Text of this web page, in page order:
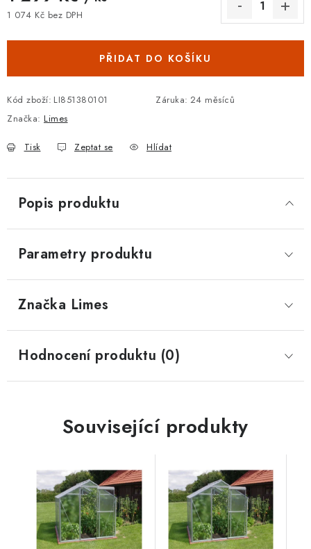
1 074 Kč bez DPH
PŘIDAT DO KOŠÍKU
Kód zboží: LI851380101 Záruka: 24 měsíců
Značka: Limes
Tisk Zeptat se Hlídat
Popis produktu
Parametry produktu
Značka Limes
Hodnocení produktu (0)
Související produkty